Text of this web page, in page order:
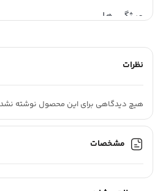
ویژگی ها
همیشه مراقب گرد و خاک در زمان
در صورت امکان از سیستم پمپ باد و یا
قابلیت مقاومت زیاد در برابر آب
نظرات
هیچ دیدگاهی برای این محصول نوشته
مشخصات